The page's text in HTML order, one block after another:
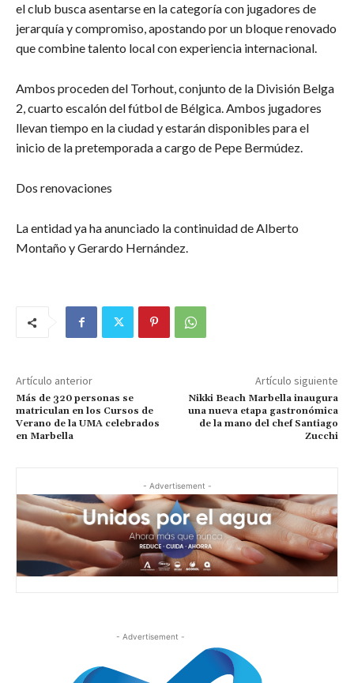
el club busca asentarse en la categoría con jugadores de
jerarquía y compromiso, apostando por un bloque renovado
que combine talento local con experiencia internacional.
Ambos proceden del Torhout, conjunto de la División Belga
2, cuarto escalón del fútbol de Bélgica. Ambos jugadores
llevan tiempo en la ciudad y estarán disponibles para el
inicio de la pretemporada a cargo de Pepe Bermúdez.
Dos renovaciones
La entidad ya ha anunciado la continuidad de Alberto
Montaño y Gerardo Hernández.
Artículo anterior
Más de 320 personas se
matriculan en los Cursos de
Verano de la UMA celebrados
en Marbella
Artículo siguiente
Nikki Beach Marbella inaugura
una nueva etapa gastronómica
de la mano del chef Santiago
Zucchi
- Advertisement -
- Advertisement -